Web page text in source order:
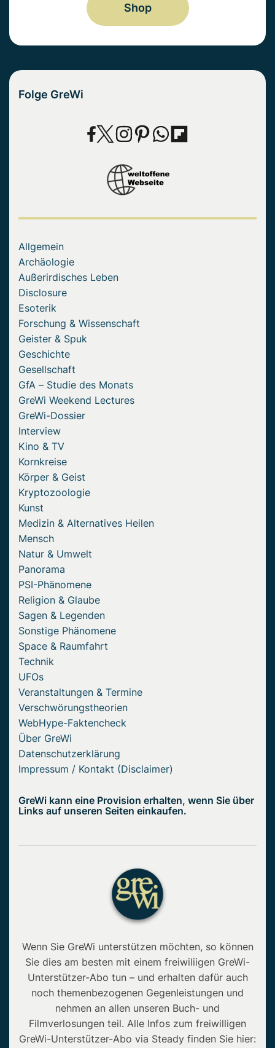
Shop
Folge GreWi
Allgemein
Archäologie
Außerirdisches Leben
Disclosure
Esoterik
Forschung & Wissenschaft
Geister & Spuk
Geschichte
Gesellschaft
GfA – Studie des Monats
GreWi Weekend Lectures
GreWi-Dossier
Interview
Kino & TV
Kornkreise
Körper & Geist
Kryptozoologie
Kunst
Medizin & Alternatives Heilen
Mensch
Natur & Umwelt
Panorama
PSI-Phänomene
Religion & Glaube
Sagen & Legenden
Sonstige Phänomene
Space & Raumfahrt
Technik
UFOs
Veranstaltungen & Termine
Verschwörungstheorien
WebHype-Faktencheck
Über GreWi
Datenschutzerklärung
Impressum / Kontakt (Disclaimer)
GreWi kann eine Provision erhalten, wenn Sie über
Links auf unseren Seiten einkaufen.
Wenn Sie GreWi unterstützen möchten, so können
Sie dies am besten mit einem freiwiliigen GreWi-
Unterstützer-Abo tun – und erhalten dafür auch
noch themenbezogenen Gegenleistungen und
nehmen an allen unseren Buch- und
Filmverlosungen teil. Alle Infos zum freiwilligen
GreWi-Unterstützer-Abo via Steady finden Sie hier: